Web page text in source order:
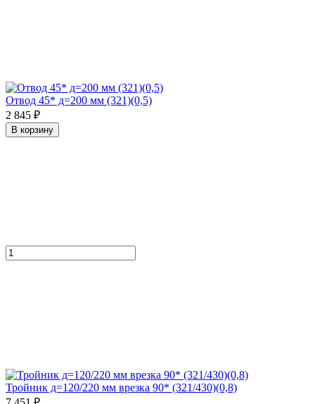
Отвод 45* д=200 мм (321)(0,5)
2 845 ₽
В корзину
Тройник д=120/220 мм врезка 90* (321/430)(0,8)